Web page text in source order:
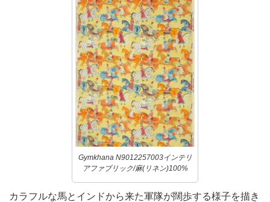
Gymkhana N9012257003インテリ
アファブリック/麻(リネン)100%
カラフルな馬とインドから来た軍隊が闊歩する様子を描き